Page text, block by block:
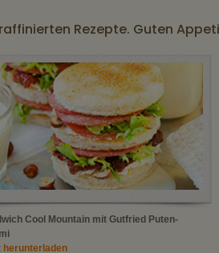
Rezepte. Guten
Cool Mountain mit Gutfried Puten-
herunterladen